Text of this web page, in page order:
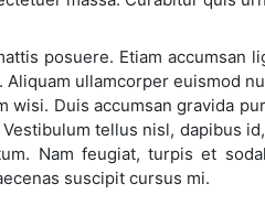
posuere. Etiam accumsan
ullamcorper euismod
wisi. Duis accumsan gravida
tellus nisl, dapibus
Nam feugiat, turpis et
suscipit cursus mi.